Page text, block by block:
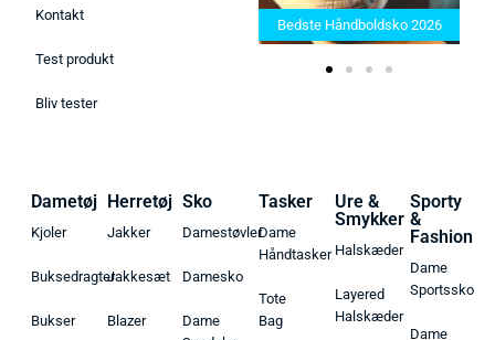
Kontakt
Test produkt
Bliv tester
Bedste Saunatæppe 2025 –
Find de bedste produkter her!
Bedste Håndboldsko 2026
Dametøj
Kjoler
Buksedragter
Bukser
Herretøj
Jakker
Jakkesæt
Blazer
Sko
Damestøvler
Damesko
Dame
Tasker
Dame
Håndtasker
Tote
Bag
Ure &
Smykker
Halskæder
Layered
Halskæder
Sporty
&
Fashion
Dame
Sportssko
Dame